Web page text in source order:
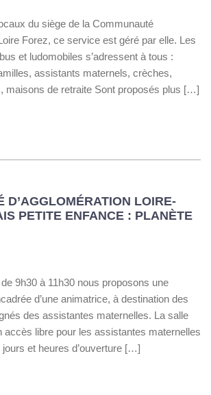
du siège de la Communauté
Forez, ce service est géré par elle. Les
et ludomobiles s’adressent à tous :
assistants maternels, crèches,
maisons de retraite Sont proposés plus […]
D’AGGLOMÉRATION LOIRE-
PETITE ENFANCE : PLANÈTE
9h30 à 11h30 nous proposons une
d’une animatrice, à destination des
des assistantes maternelles. La salle
accès libre pour les assistantes maternelles
et heures d’ouverture […]